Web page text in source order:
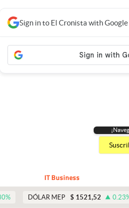
IT Business
% DÓLAR MEP $ 1521,52 0.23
Sign in to El Cronista with Google